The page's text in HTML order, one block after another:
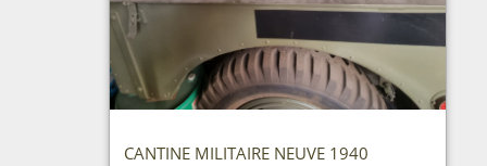
CANTINE MILITAIRE NEUVE 1940